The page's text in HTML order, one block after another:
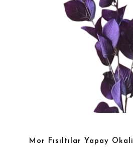
Mor Fısıltılar Yapay